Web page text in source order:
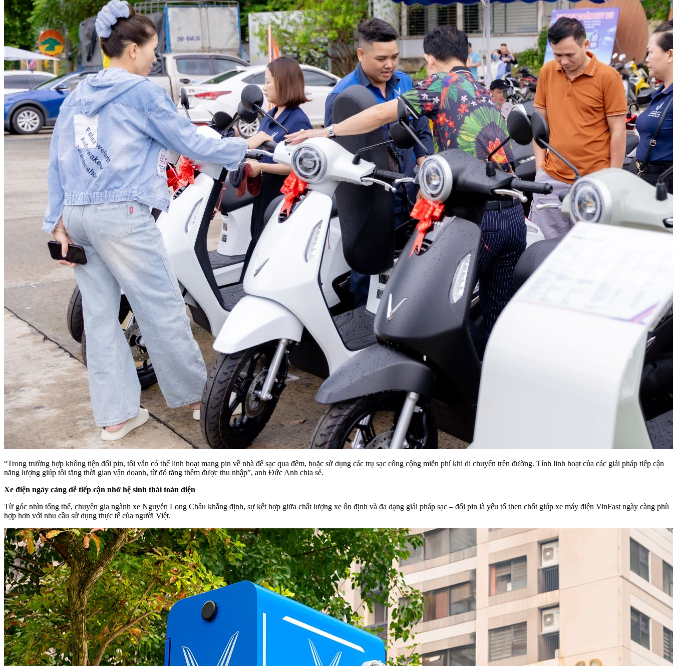
“Trong trường hợp không tiện đổi pin, tôi vẫn có thể linh hoạt mang pin về nhà để sạc qua đêm, hoặc sử dụng các trụ sạc công cộng miễn phí khi di chuyển trên đường. Tính linh hoạt của các giải pháp tiếp cận
năng lượng giúp tôi tăng thời gian vận doanh, từ đó tăng thêm được thu nhập”, anh Đức Anh chia sẻ.
Xe điện ngày càng dễ tiếp cận nhờ hệ sinh thái toàn diện
Từ góc nhìn tổng thể, chuyên gia ngành xe Nguyễn Long Châu khẳng định, sự kết hợp giữa chất lượng xe ổn định và đa dạng giải pháp sạc – đổi pin là yếu tố then chốt giúp xe máy điện VinFast ngày càng phù
hợp hơn với nhu cầu sử dụng thực tế của người Việt.